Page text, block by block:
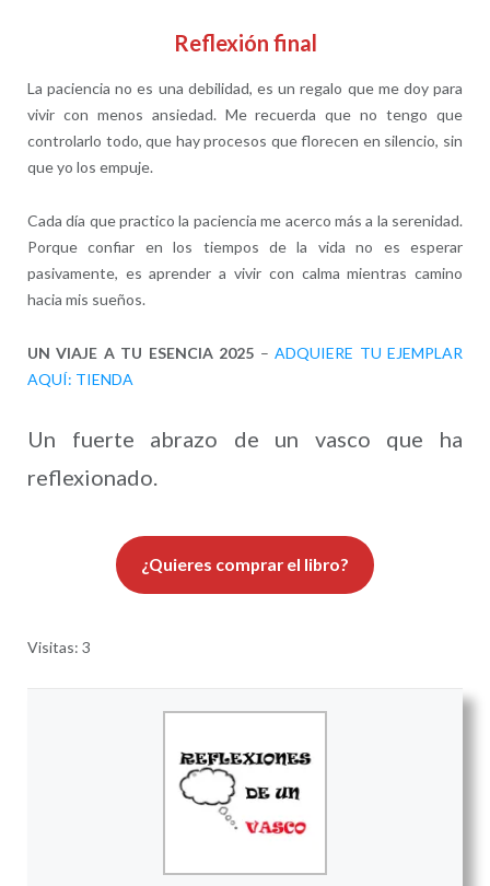
Reflexión final
La paciencia no es una debilidad, es un regalo que me doy para
vivir con menos ansiedad. Me recuerda que no tengo que
controlarlo todo, que hay procesos que florecen en silencio, sin
que yo los empuje.
Cada día que practico la paciencia me acerco más a la serenidad.
Porque confiar en los tiempos de la vida no es esperar
pasivamente, es aprender a vivir con calma mientras camino
hacia mis sueños.
UN VIAJE A TU ESENCIA 2025 –ADQUIERE TU EJEMPLAR
AQUÍ: TIENDA
Un fuerte abrazo de un vasco que ha
reflexionado.
¿Quieres comprar el libro?
Visitas: 3